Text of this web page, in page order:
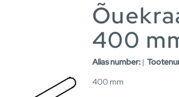
400
Alias number:|
400 mm